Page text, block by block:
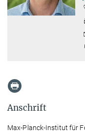
Anschrift
Max-Planck-Institut für